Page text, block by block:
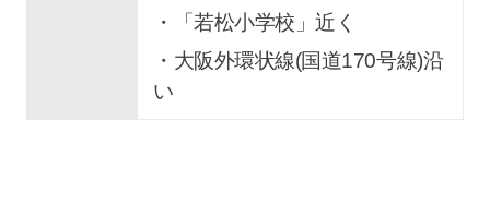
・「若松小学校」近く
・大阪外環状線(国道170号線)沿
い